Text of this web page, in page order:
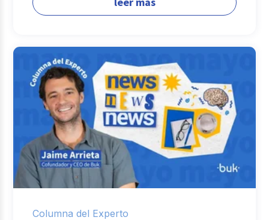
Columna del Experto